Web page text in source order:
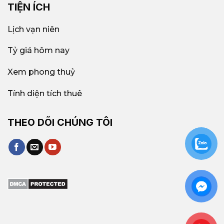
TIỆN ÍCH
Lịch vạn niên
Tỷ giá hôm nay
Xem phong thuỷ
Tính diện tích thuê
THEO DÕI CHÚNG TÔI